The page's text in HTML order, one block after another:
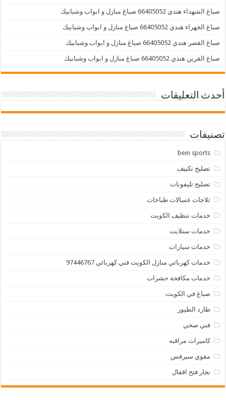
صباغ الشهداء هندي 66405052 صباغ منازل و ابواب وشبابيك
صباغ الجهراء هندي 66405052 صباغ منازل و ابواب وشبابيك
صباغ القصر هندي 66405052 صباغ منازل و ابواب وشبابيك
صباغ القرين هندي 66405052 صباغ منازل و ابواب وشبابيك
أحدث التعليقات
تصنيفات
bein sports
تصليح تكييف
تصليح تليفونات
ثلاجات غسالات طباخات
خدمات تنظيف الكويت
خدمات ستلايت
خدمات سيارات
خدمات كهربائي منازل الكويت فني كهربائي 97446767
خدمات مكافحة حشرات
صباغ في الكويت
طارد الطيور
فني صحي
كاميرات مراقبه
مقوي سيرفس
نجار فتح اقفال